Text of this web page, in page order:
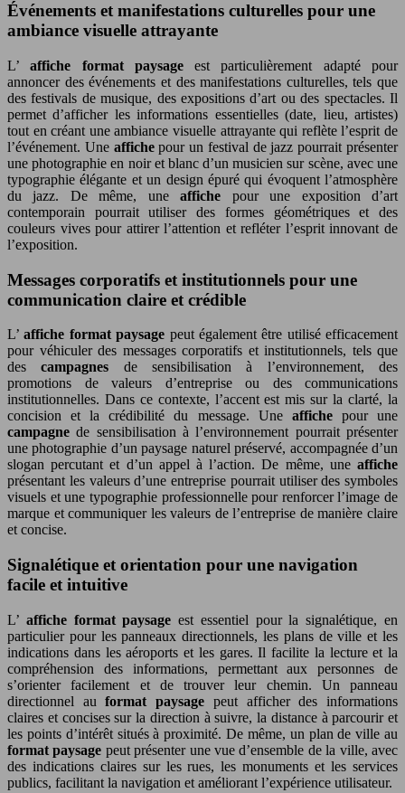
Événements et manifestations culturelles pour une
ambiance visuelle attrayante
L’affiche format paysageest particulièrement adapté pour
annoncer des événements et des manifestations culturelles, tels que
des festivals de musique, des expositions d’art ou des spectacles. Il
permet d’afficher les informations essentielles (date, lieu, artistes)
tout en créant une ambiance visuelle attrayante qui reflète l’esprit de
l’événement. Une affichepour un festival de jazz pourrait présenter
une photographie en noir et blanc d’un musicien sur scène, avec une
typographie élégante et un design épuré qui évoquent l’atmosphère
du jazz. De même, uneaffiche pour une exposition d’art
contemporain pourrait utiliser des formes géométriques et des
couleurs vives pour attirer l’attention et refléter l’esprit innovant de
l’exposition.
Messages corporatifs et institutionnels pour une
communication claire et crédible
L’affiche format paysage peut également être utilisé efficacement
pour véhiculer des messages corporatifs et institutionnels, tels que
descampagnes de sensibilisation à l’environnement, des
promotions de valeurs d’entreprise ou des communications
institutionnelles. Dans ce contexte, l’accent est mis sur la clarté, la
concision et la crédibilité du message. Une affiche pour une
campagnede sensibilisation à l’environnement pourrait présenter
une photographie d’un paysage naturel préservé, accompagnée d’un
slogan percutant et d’un appel à l’action. De même, une affiche
présentant les valeurs d’une entreprise pourrait utiliser des symboles
visuels et une typographie professionnelle pour renforcer l’image de
marque et communiquer les valeurs de l’entreprise de manière claire
et concise.
Signalétique et orientation pour une navigation
facile et intuitive
L’ affiche format paysageest essentiel pour la signalétique, en
particulier pour les panneaux directionnels, les plans de ville et les
indications dans les aéroports et les gares. Il facilite la lecture et la
compréhension des informations, permettant aux personnes de
s’orienter facilement et de trouver leur chemin. Un panneau
directionnel auformat paysage peut afficher des informations
claires et concises sur la direction à suivre, la distance à parcourir et
les points d’intérêt situés à proximité. De même, un plan de ville au
format paysage peut présenter une vue d’ensemble de la ville, avec
des indications claires sur les rues, les monuments et les services
publics, facilitant la navigation et améliorant l’expérience utilisateur.